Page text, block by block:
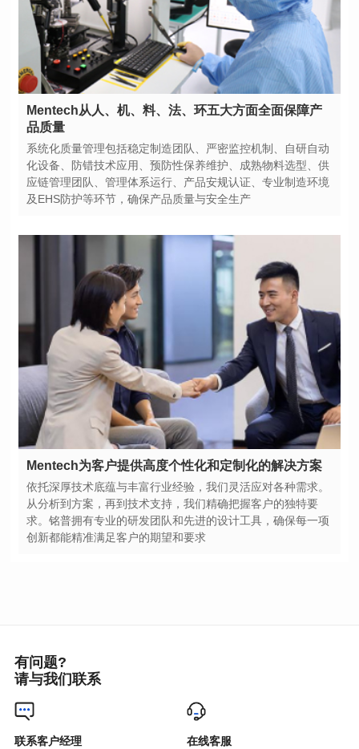
品质量
及EHS防护等环节，确保产品质量与安全生产
Mentech为客户提供高度个性化和定制化的解决方案
创新都能精准满足客户的期望和要求
有问题?
请与我们联系
联系客户经理 在线客服